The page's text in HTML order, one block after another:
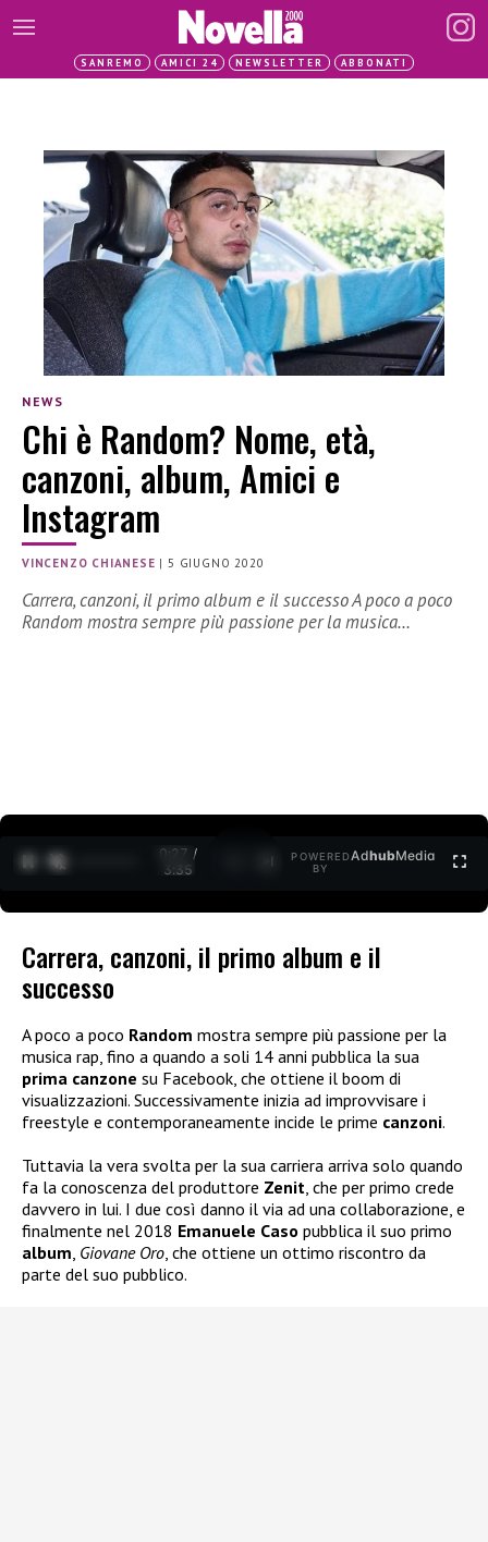
SANREMO AMICI 24 NEWSLETTER ABBONATI
NEWS
Chi è Random? Nome, età,
canzoni, album, Amici e
Instagram
VINCENZO CHIANESE |5 GIUGNO 2020
Carrera, canzoni, il primo album e il successo A poco a poco
Random mostra sempre più passione per la musica…
0:27 /
3:35
POWERED
BY
AdhubMedia
Carrera, canzoni, il primo album e il
successo
A poco a poco Random mostra sempre più passione per la
musica rap, fino a quando a soli 14 anni pubblica la sua
prima canzone su Facebook, che ottiene il boom di
visualizzazioni. Successivamente inizia ad improvvisare i
freestyle e contemporaneamente incide le prime canzoni.
Tuttavia la vera svolta per la sua carriera arriva solo quando
fa la conoscenza del produttore Zenit, che per primo crede
davvero in lui. I due così danno il via ad una collaborazione, e
finalmente nel 2018 Emanuele Caso pubblica il suo primo
album, Giovane Oro, che ottiene un ottimo riscontro da
parte del suo pubblico.